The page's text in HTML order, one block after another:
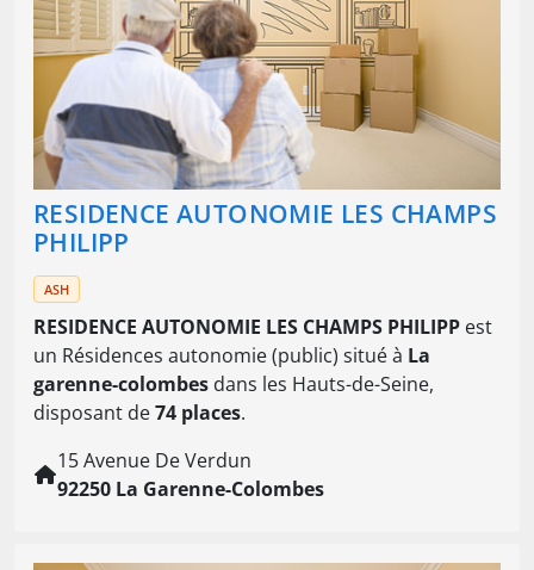
RESIDENCE AUTONOMIE LES CHAMPS
PHILIPP
ASH
RESIDENCE AUTONOMIE LES CHAMPS PHILIPP est
un Résidences autonomie (public) situé à La
garenne-colombes dans les Hauts-de-Seine,
disposant de74 places.
15 Avenue De Verdun
92250 La Garenne-Colombes